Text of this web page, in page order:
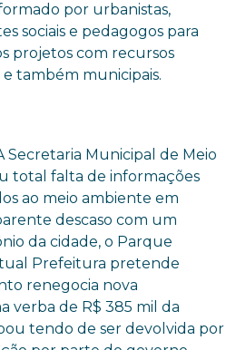
por urbanistas,
sociais e pedagogos para
projetos com recursos
e também municipais.
Secretaria Municipal de Meio
total falta de informações
ao meio ambiente em
descaso com um
da cidade, o Parque
Prefeitura pretende
renegocia nova
verba de R$ 385 mil da
tendo de ser devolvida por